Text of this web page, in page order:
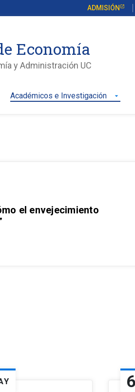
ADMISIÓN
Economía
y Administración UC
Académicos e Investigación arrow_drop_down
el envejecimiento
6